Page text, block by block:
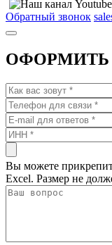
Обратный звонок
ОФОРМИТЬ
Вы можете
Excel. Размер не